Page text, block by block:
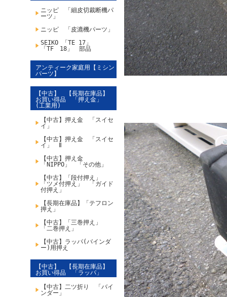
ニッピ 「細皮切裁断機パ
ーツ」
ニッピ 「皮漉機パーツ」
SEIKO 「TE 17」
「TF 18」 部品
アンティーク家庭用【ミシン
パーツ】
【中古】 【長期在庫品】
お買い得品 「押え金」
(工業用)
【中古】押え金 「スイセ
イ」
【中古】押え金 「スイセ
イ」 Ⅱ
【中古】押え金
「NIPPO」 「その他」
【中古】「段付押え」
「ツメ付押え」 「ガイド
付押え」
【長期在庫品】「テフロン
押え」
【中古】「三巻押え」
「二巻押え」
【中古】ラッパ(バインダ
ー)用押え
【中古】 【長期在庫品】
お買い得品 「ラッパ」
【中古】二ツ折り 「バイ
ンダー」